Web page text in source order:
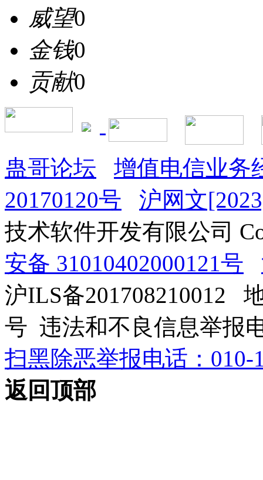
威望0
金钱0
贡献0
蛊哥论坛
增值电信业务
20170120号
沪网文
技术软件开发有限公司
安备 31010402000121号
沪ILS备201708210012
号 违法和不良信息举报
扫黑除恶举报电话：010-
返回顶部